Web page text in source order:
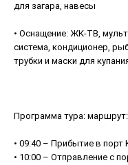
для загара, навесы
• Оснащение: ЖК-ТВ,
система, кондиционер,
трубки и маски для
Программа тура: маршрут:
• 09:40 – Прибытие в порт
• 10:00 – Отправление с